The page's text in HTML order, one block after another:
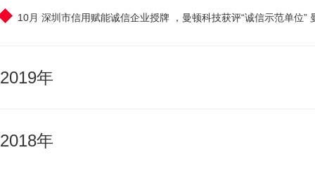
10月 深圳市信用赋能诚信企业授牌 ，曼顿科技获评“诚信示范单位
2019年
2018年